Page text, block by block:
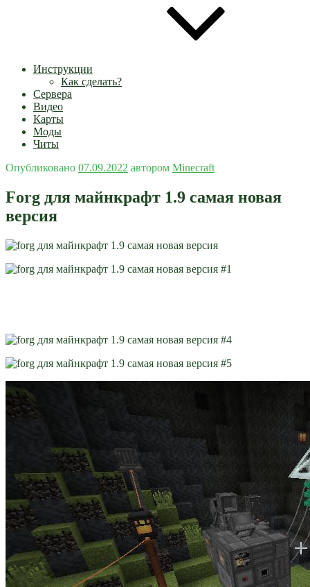
Инструкции
Как сделать?
Сервера
Видео
Карты
Моды
Читы
Опубликовано 07.09.2022 автором Minecraft
Forg для майнкрафт 1.9 самая новая
версия